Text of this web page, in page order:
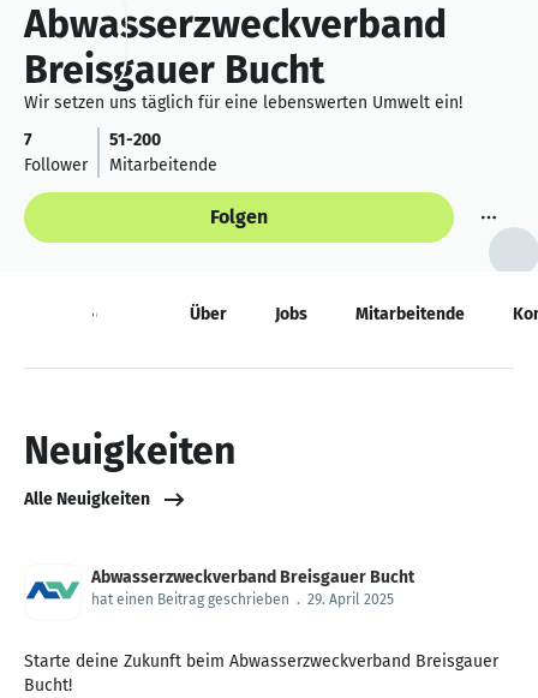
Abwasserzweckverband
Breisgauer Bucht
Wir setzen uns täglich für eine lebenswerten Umwelt ein!
7
Follower
51-200
Mitarbeitende
Folgen
Neuigkeiten Über Jobs Mitarbeitende
Neuigkeiten
Alle Neuigkeiten
Abwasserzweckverband Breisgauer Bucht
hat einen Beitrag geschrieben . 29. April 2025
Starte deine Zukunft beim Abwasserzweckverband Breisgauer
Bucht!